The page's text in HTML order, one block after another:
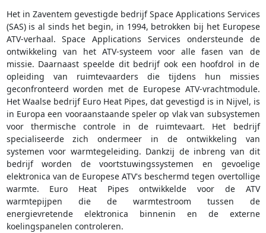
Het in Zaventem gevestigde bedrijf Space Applications Services
(SAS) is al sinds het begin, in 1994, betrokken bij het Europese
ATV-verhaal. Space Applications Services ondersteunde de
ontwikkeling van het ATV-systeem voor alle fasen van de
missie. Daarnaast speelde dit bedrijf ook een hoofdrol in de
opleiding van ruimtevaarders die tijdens hun missies
geconfronteerd worden met de Europese ATV-vrachtmodule.
Het Waalse bedrijf Euro Heat Pipes, dat gevestigd is in Nijvel, is
in Europa een vooraanstaande speler op vlak van subsystemen
voor thermische controle in de ruimtevaart. Het bedrijf
specialiseerde zich ondermeer in de ontwikkeling van
systemen voor warmtegeleiding. Dankzij de inbreng van dit
bedrijf worden de voortstuwingssystemen en gevoelige
elektronica van de Europese ATV's beschermd tegen overtollige
warmte. Euro Heat Pipes ontwikkelde voor de ATV
warmtepijpen die de warmtestroom tussen de
energievretende elektronica binnenin en de externe
koelingspanelen controleren.